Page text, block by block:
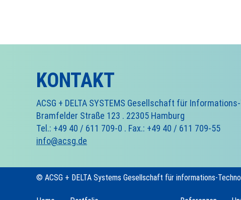
KONTAKT
ACSG + DELTA SYSTEMS Gesellschaft für
Bramfelder Straße 123 . 22305 Hamburg
Tel.: +49 40 / 611 709-0 . Fax.: +49 40 / 611 709-55
info@acsg.de
© ACSG + DELTA Systems Gesellschaft für informations-